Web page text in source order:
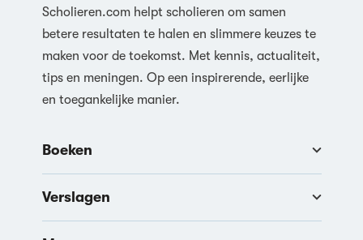
Scholieren.com helpt scholieren om samen
betere resultaten te halen en slimmere keuzes te
maken voor de toekomst. Met kennis, actualiteit,
tips en meningen. Op een inspirerende, eerlijke
en toegankelijke manier.
Boeken
Verslagen